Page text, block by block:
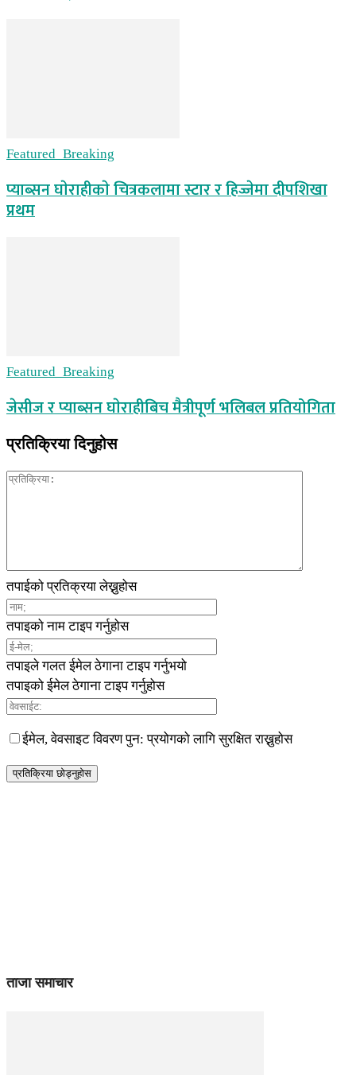
Featured_Breaking
प्याब्सन घाेराहीकाे चित्रकलामा स्टार र हिज्जेमा दीपशिखा
प्रथम
Featured_Breaking
जेसीज र प्याब्सन घाेराहीबिच मैत्रीपूर्ण भलिबल प्रतियोगिता
प्रतिक्रिया दिनुहोस
तपाईको प्रतिक्रया लेख्नुहोस
तपाइको नाम टाइप गर्नुहोस
तपाइले गलत ईमेल ठेगाना टाइप गर्नुभयो
तपाइको ईमेल ठेगाना टाइप गर्नुहोस
ईमेल, वेवसाइट विवरण पुन: प्रयोगको लागि सुरक्षित राख्नुहोस
ताजा समाचार